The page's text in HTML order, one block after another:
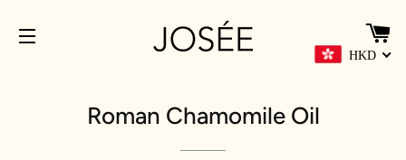
HKD
Roman Chamomile Oil